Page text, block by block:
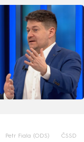
Petr Fiala (ODS) ČSSD